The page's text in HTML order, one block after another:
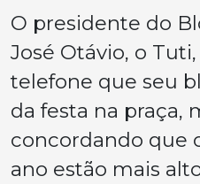
O presidente do
José Otávio, o
telefone que seu
da festa na praça,
concordando que
ano estão mais